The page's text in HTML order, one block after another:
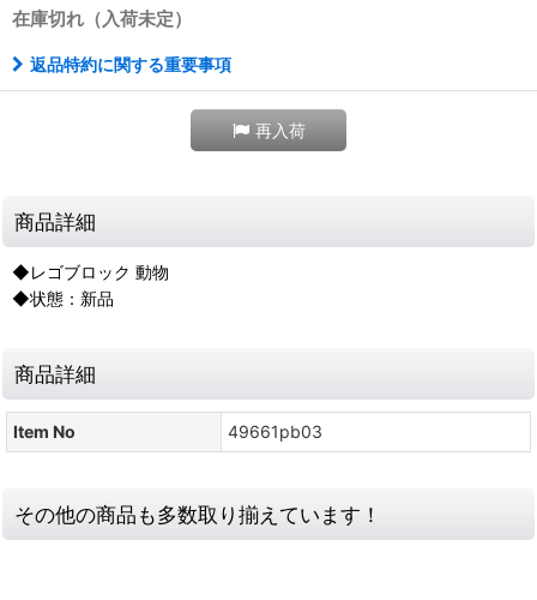
在庫切れ（入荷未定）
返品特約に関する重要事項
再入荷
商品詳細
◆レゴブロック 動物
◆状態：新品
商品詳細
Item No 49661pb03
その他の商品も多数取り揃えています！